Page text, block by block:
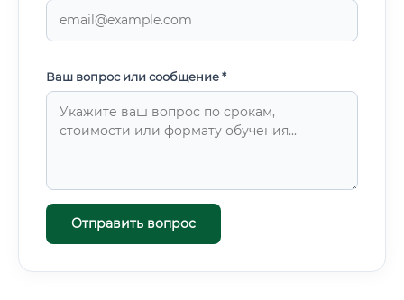
Ваш вопрос или сообщение *
Отправить вопрос